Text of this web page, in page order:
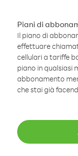
Piani di
Il piano di
effettuare
cellulari a tariffe
piano in qualsiasi
abbonamento
che stai già